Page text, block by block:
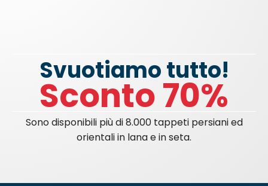
Svuotiamo tutto!
Sconto 70%
Sono disponibili più di 8.000 tappeti persiani ed
orientali in lana e in seta.